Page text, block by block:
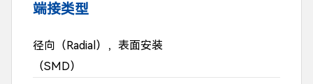
端接类型
径向（Radial），表面安装
（SMD）